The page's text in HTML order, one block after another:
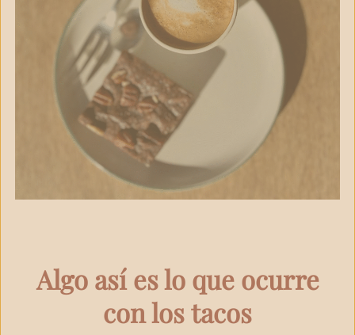
Algo así es lo que ocurre
con los tacos